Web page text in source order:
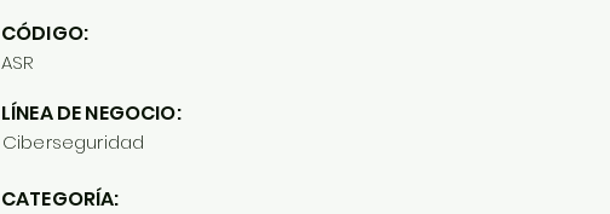
CÓDIGO:
ASR
LÍNEA DE NEGOCIO:
Ciberseguridad
CATEGORÍA: